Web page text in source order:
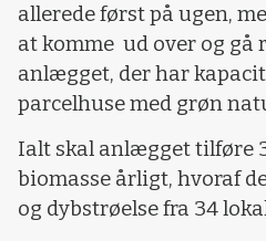
allerede først på ugen,
at komme ud over og gå
anlægget, der har
parcelhuse med grøn
Ialt skal anlægget tilføre
biomasse årligt, hvoraf
og dybstrøelse fra 34